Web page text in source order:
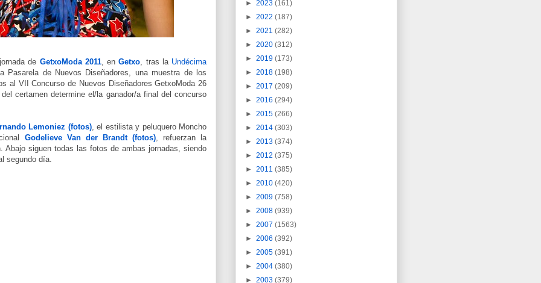
de GetxoModa 2011, enGetxo, tras la Undécima
Pasarela de Nuevos Diseñadores, una muestra de los
al VII Concurso de Nuevos Diseñadores GetxoModa 26
certamen determine el/la ganador/a final del concurso
Lemoniez (fotos), el estilista y peluquero Moncho
Godelieve Van der Brandt (fotos), refuerzan la
Abajo siguen todas las fotos de ambas jornadas, siendo
segundo día.
► 2023 (161)
► 2022 (187)
► 2021 (282)
► 2020 (312)
► 2019 (173)
► 2018 (198)
► 2017 (209)
► 2016 (294)
► 2015 (266)
► 2014 (303)
► 2013 (374)
► 2012 (375)
► 2011 (385)
► 2010 (420)
► 2009 (758)
► 2008 (939)
► 2007 (1563)
► 2006 (392)
► 2005 (391)
► 2004 (380)
► 2003 (379)